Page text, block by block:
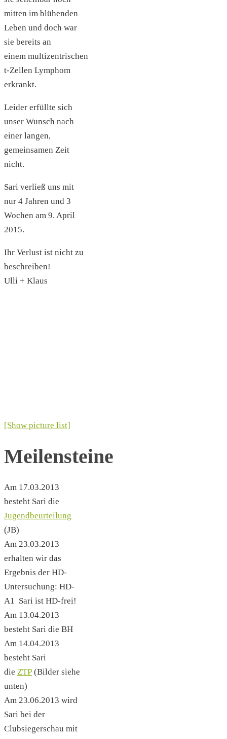
mitten im blühenden
Leben und doch war
sie bereits an
einem multizentrischen
t-Zellen Lymphom
erkrankt.
Leider erfüllte sich
unser Wunsch nach
einer langen,
gemeinsamen Zeit
nicht.
Sari verließ uns mit
nur 4 Jahren und 3
Wochen am 9. April
2015.
Ihr Verlust ist nicht zu
beschreiben!
Ulli + Klaus
[Show picture list]
Meilensteine
Am 17.03.2013
besteht Sari die
Jugendbeurteilung
(JB)
Am 23.03.2013
erhalten wir das
Ergebnis der HD-
Untersuchung: HD-
A1 Sari ist HD-frei!
Am 13.04.2013
besteht Sari die BH
Am 14.04.2013
besteht Sari
die ZTP (Bilder siehe
unten)
Am 23.06.2013 wird
Sari bei der
Clubsiegerschau mit